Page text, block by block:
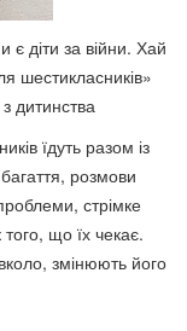
є діти за вій­ни. Хай
шес­ти­клас­ників»
ди­тин­ства
їдуть разом із
розмови
стрімке
що їх чекає.
змінюють його